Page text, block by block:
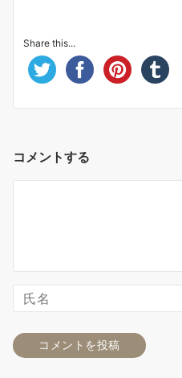
Share this...
コメントする